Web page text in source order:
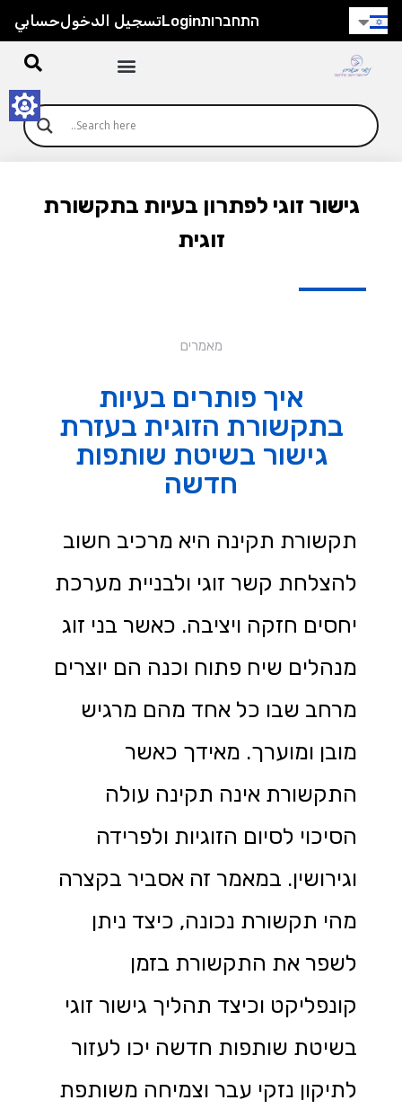
התחברותLoginتسجيل الدخولحسابي
גישור זוגי לפתרון בעיות בתקשורת
זוגית
מאמרים
איך פותרים בעיות
בתקשורת הזוגית בעזרת
גישור בשיטת שותפות
חדשה
תקשורת תקינה היא מרכיב חשוב
להצלחת קשר זוגי ולבניית מערכת
יחסים חזקה ויציבה. כאשר בני זוג
מנהלים שיח פתוח וכנה הם יוצרים
מרחב שבו כל אחד מהם מרגיש
מובן ומוערך. מאידך כאשר
התקשורת אינה תקינה עולה
הסיכוי לסיום הזוגיות ולפרידה
וגירושין. במאמר זה אסביר בקצרה
מהי תקשורת נכונה, כיצד ניתן
לשפר את התקשורת בזמן
קונפליקט וכיצד תהליך גישור זוגי
בשיטת שותפות חדשה יכו לעזור
לתיקון נזקי עבר וצמיחה משותפת